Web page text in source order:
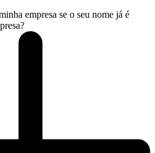
empresa se o seu nome já é